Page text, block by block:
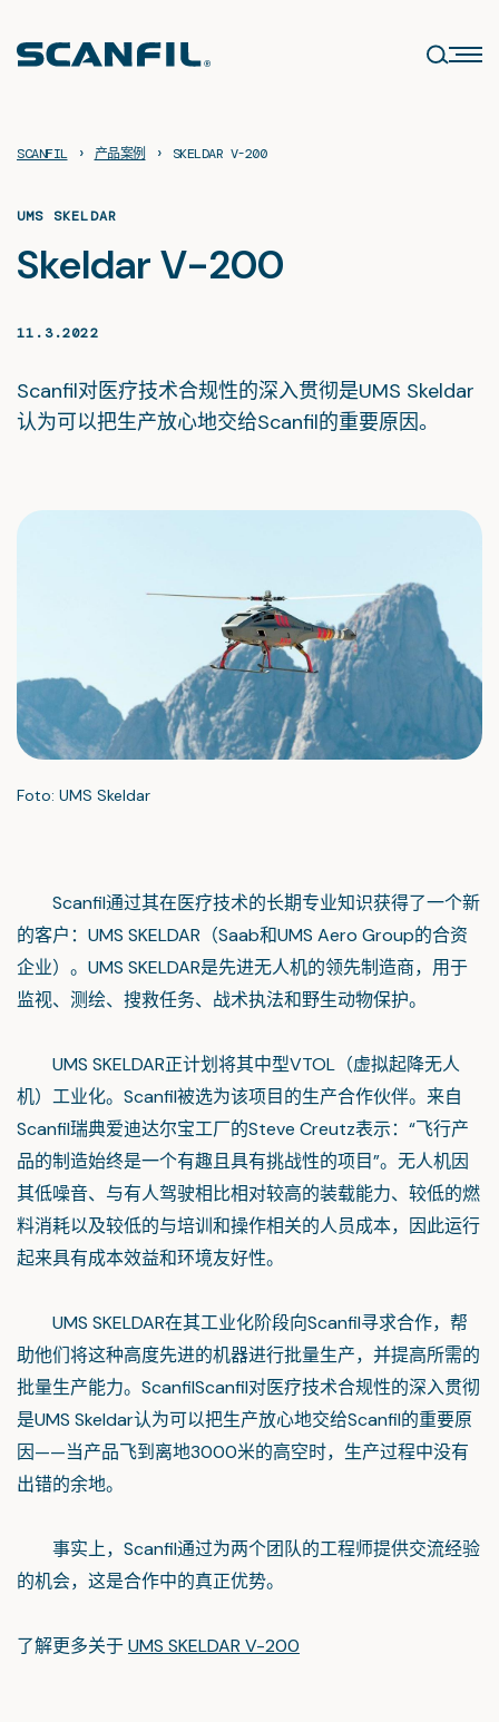
content
SCANFIL › 产品案例 › SKELDAR V-200
UMS SKELDAR
Skeldar V-200
11.3.2022
Scanfil对医疗技术合规性的深入贯彻是UMS Skeldar
认为可以把生产放心地交给Scanfil的重要原因。
Foto: UMS Skeldar
Scanfil通过其在医疗技术的长期专业知识获得了一个新
的客户：UMS SKELDAR（Saab和UMS Aero Group的合资
企业）。UMS SKELDAR是先进无人机的领先制造商，用于
监视、测绘、搜救任务、战术执法和野生动物保护。
UMS SKELDAR正计划将其中型VTOL（虚拟起降无人
机）工业化。Scanfil被选为该项目的生产合作伙伴。来自
Scanfil瑞典爱迪达尔宝工厂的Steve Creutz表示：“飞行产
品的制造始终是一个有趣且具有挑战性的项目”。无人机因
其低噪音、与有人驾驶相比相对较高的装载能力、较低的燃
料消耗以及较低的与培训和操作相关的人员成本，因此运行
起来具有成本效益和环境友好性。
UMS SKELDAR在其工业化阶段向Scanfil寻求合作，帮
助他们将这种高度先进的机器进行批量生产，并提高所需的
批量生产能力。ScanfilScanfil对医疗技术合规性的深入贯彻
是UMS Skeldar认为可以把生产放心地交给Scanfil的重要原
因——当产品飞到离地3000米的高空时，生产过程中没有
出错的余地。
事实上，Scanfil通过为两个团队的工程师提供交流经验
的机会，这是合作中的真正优势。
了解更多关于UMS SKELDAR V-200